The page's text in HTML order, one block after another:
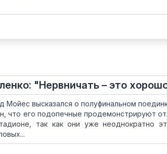
"Нервничать – это
высказался о полуфинальном
что его подопечные продемонстрируют
так как они уже неоднократно